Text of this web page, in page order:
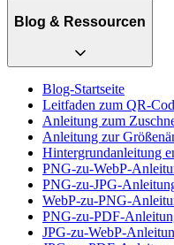
Blog & Ressourcen
Blog-Startseite
Leitfaden zum QR-
Anleitung zum
Anleitung zur
Hintergrundanleitung
PNG-zu-WebP-
PNG-zu-JPG-
WebP-zu-PNG-
PNG-zu-PDF-
JPG-zu-WebP-